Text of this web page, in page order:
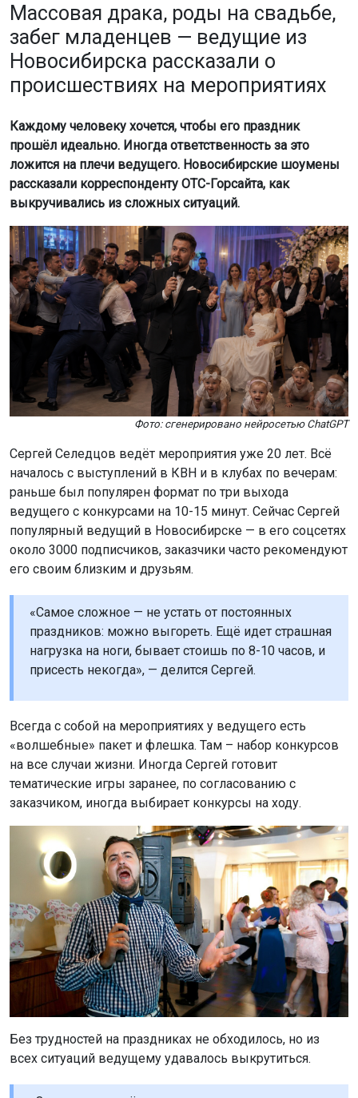
Массовая драка, роды на свадьбе,
забег младенцев — ведущие из
Новосибирска рассказали о
происшествиях на мероприятиях
Каждому человеку хочется, чтобы его праздник
прошёл идеально. Иногда ответственность за это
ложится на плечи ведущего. Новосибирские шоумены
рассказали корреспонденту ОТС-Горсайта, как
выкручивались из сложных ситуаций.
Фото: сгенерировано нейросетью ChatGPT
Сергей Селедцов ведёт мероприятия уже 20 лет. Всё
началось с выступлений в КВН и в клубах по вечерам:
раньше был популярен формат по три выхода
ведущего с конкурсами на 10-15 минут. Сейчас Сергей
популярный ведущий в Новосибирске — в его соцсетях
около 3000 подписчиков, заказчики часто рекомендуют
его своим близким и друзьям.
«Самое сложное — не устать от постоянных
праздников: можно выгореть. Ещё идет страшная
нагрузка на ноги, бывает стоишь по 8-10 часов, и
присесть некогда», — делится Сергей.
Всегда с собой на мероприятиях у ведущего есть
«волшебные» пакет и флешка. Там – набор конкурсов
на все случаи жизни. Иногда Сергей готовит
тематические игры заранее, по согласованию с
заказчиком, иногда выбирает конкурсы на ходу.
Без трудностей на праздниках не обходилось, но из
всех ситуаций ведущему удавалось выкрутиться.